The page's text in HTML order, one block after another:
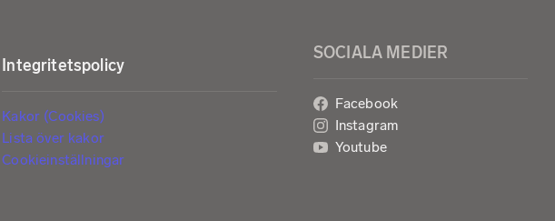
Integritetspolicy
Kakor (Cookies)
Lista över kakor
Cookieinställningar
SOCIALA MEDIER
Facebook
Instagram
Youtube